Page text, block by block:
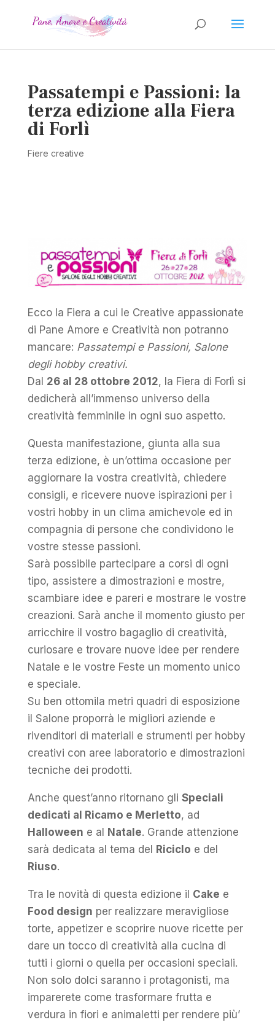
Passatempi e Passioni: la
terza edizione alla Fiera
di Forlì
Fiere creative
Ecco la Fiera a cui le Creative appassionate
di Pane Amore e Creatività non potranno
mancare: Passatempi e Passioni, Salone
degli hobby creativi.
Dal 26 al 28 ottobre 2012, la Fiera di Forlì si
dedicherà all’immenso universo della
creatività femminile in ogni suo aspetto.
Questa manifestazione, giunta alla sua
terza edizione, è un’ottima occasione per
aggiornare la vostra creatività, chiedere
consigli, e ricevere nuove ispirazioni per i
vostri hobby in un clima amichevole ed in
compagnia di persone che condividono le
vostre stesse passioni.
Sarà possibile partecipare a corsi di ogni
tipo, assistere a dimostrazioni e mostre,
scambiare idee e pareri e mostrare le vostre
creazioni. Sarà anche il momento giusto per
arricchire il vostro bagaglio di creatività,
curiosare e trovare nuove idee per rendere
Natale e le vostre Feste un momento unico
e speciale.
Su ben ottomila metri quadri di esposizione
il Salone proporrà le migliori aziende e
rivenditori di materiali e strumenti per hobby
creativi con aree laboratorio e dimostrazioni
tecniche dei prodotti.
Anche quest’anno ritornano gli Speciali
dedicati al Ricamo e Merletto, ad
Halloween e al Natale. Grande attenzione
sarà dedicata al tema del
Riciclo e del
Riuso.
Tra le novità di questa edizione il Cake e
Food design per realizzare meravigliose
torte, appetizer e scoprire nuove ricette per
dare un tocco di creatività alla cucina di
tutti i giorni o quella per occasioni speciali.
Non solo dolci saranno i protagonisti, ma
imparerete come trasformare frutta e
verdura in fiori e animaletti per rendere più’